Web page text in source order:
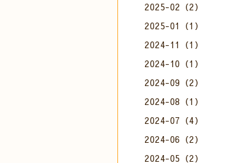
2025-02（2）
2025-01（1）
2024-11（1）
2024-10（1）
2024-09（2）
2024-08（1）
2024-07（4）
2024-06（2）
2024-05（2）